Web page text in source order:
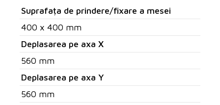
Suprafața de prindere/fixare a mesei
400 x 400 mm
Deplasarea pe axa X
560 mm
Deplasarea pe axa Y
560 mm